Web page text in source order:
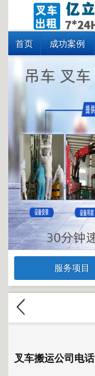
首页 成功案例
服务项目
叉车搬运公司电话